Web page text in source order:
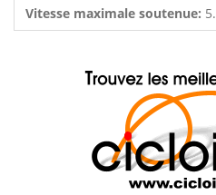
Vitesse maximale soutenue: